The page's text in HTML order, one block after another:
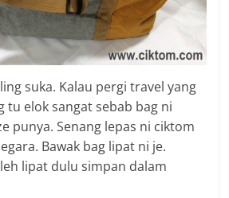
suka. Kalau pergi travel yang
tu elok sangat sebab bag ni
punya. Senang lepas ni ciktom
Bawak bag lipat ni je.
lipat dulu simpan dalam